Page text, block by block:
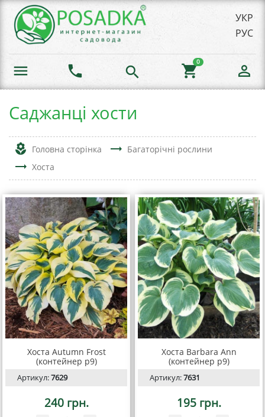
УКР
РУС
menu phone search shopping_cart
0
person_outline
Саджанці хости
local_florist Головна сторінка trending_flat Багаторічні рослини
trending_flat Хоста
Хоста Autumn Frost
(контейнер р9)
Артикул:7629
240 грн.
Хоста Barbara Ann
(контейнер р9)
Артикул:7631
195 грн.